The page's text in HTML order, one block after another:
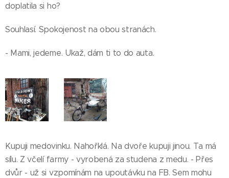
doplatila si ho?
Souhlasí. Spokojenost na obou stranách.
- Mami, jedeme. Ukaž, dám ti to do auta.
Kupuji medovinku. Nahořklá. Na dvoře kupuji jinou. Ta má
sílu. Z včelí farmy - vyrobená za studena z medu. - Přes
dvůr - už si vzpomínám na upoutávku na FB. Sem mohu